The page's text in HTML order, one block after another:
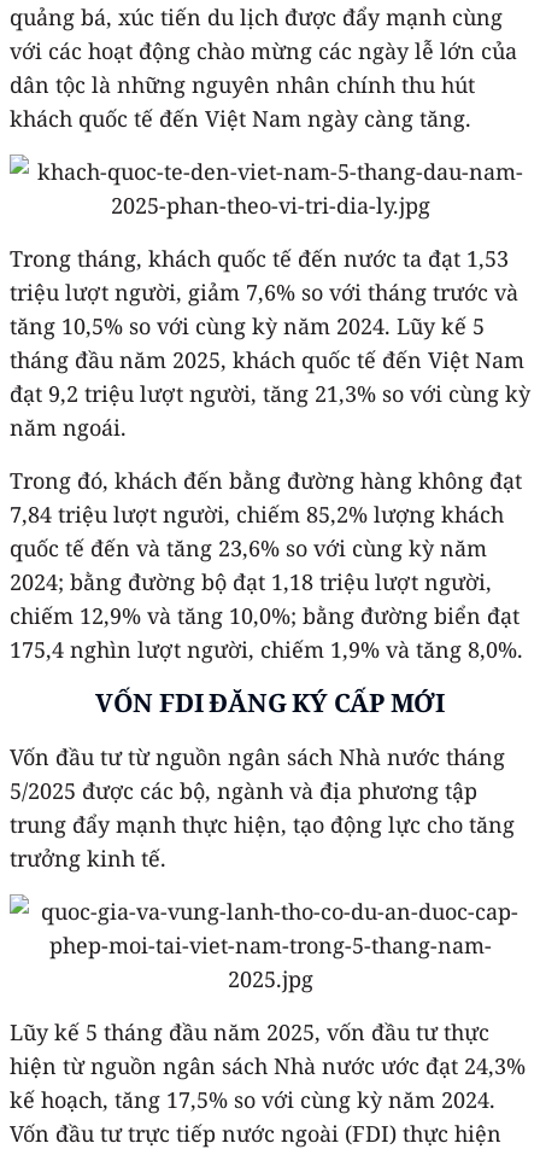
quảng bá, xúc tiến du lịch được đẩy mạnh cùng
với các hoạt động chào mừng các ngày lễ lớn của
dân tộc là những nguyên nhân chính thu hút
khách quốc tế đến Việt Nam ngày càng tăng.
Trong tháng, khách quốc tế đến nước ta đạt 1,53
triệu lượt người, giảm 7,6% so với tháng trước và
tăng 10,5% so với cùng kỳ năm 2024. Lũy kế 5
tháng đầu năm 2025, khách quốc tế đến Việt Nam
đạt 9,2 triệu lượt người, tăng 21,3% so với cùng kỳ
năm ngoái.
Trong đó, khách đến bằng đường hàng không đạt
7,84 triệu lượt người, chiếm 85,2% lượng khách
quốc tế đến và tăng 23,6% so với cùng kỳ năm
2024; bằng đường bộ đạt 1,18 triệu lượt người,
chiếm 12,9% và tăng 10,0%; bằng đường biển đạt
175,4 nghìn lượt người, chiếm 1,9% và tăng 8,0%.
VỐN FDI ĐĂNG KÝ CẤP MỚI
Vốn đầu tư từ nguồn ngân sách Nhà nước tháng
5/2025 được các bộ, ngành và địa phương tập
trung đẩy mạnh thực hiện, tạo động lực cho tăng
trưởng kinh tế.
Lũy kế 5 tháng đầu năm 2025, vốn đầu tư thực
hiện từ nguồn ngân sách Nhà nước ước đạt 24,3%
kế hoạch, tăng 17,5% so với cùng kỳ năm 2024.
Vốn đầu tư trực tiếp nước ngoài (FDI) thực hiện